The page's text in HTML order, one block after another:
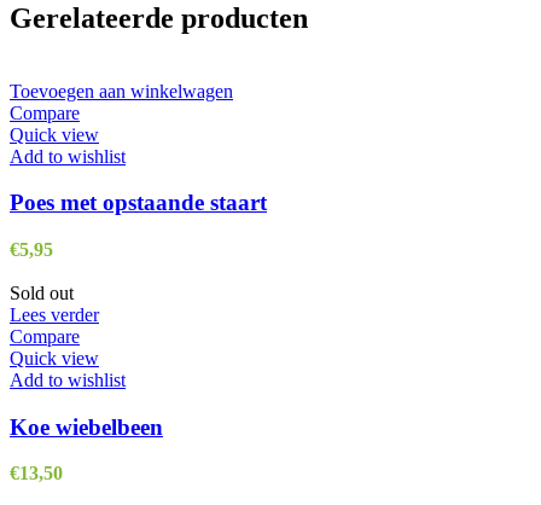
Gerelateerde producten
Toevoegen aan winkelwagen
Compare
Quick view
Add to wishlist
Poes met opstaande staart
€5,95
Sold out
Lees verder
Compare
Quick view
Add to wishlist
Koe wiebelbeen
€13,50